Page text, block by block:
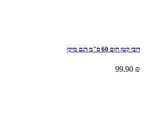
דובי קטן חום 60 ס"מ דגם מיקי
₪